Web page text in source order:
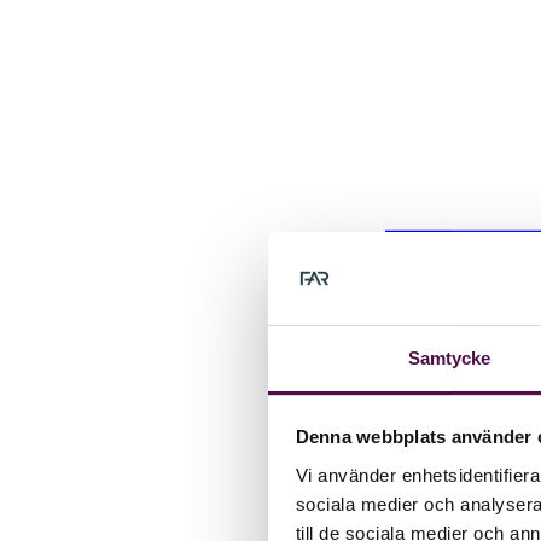
Samtycke
Denna webbplats använder
Vi använder
sociala medier och
till de sociala medier och